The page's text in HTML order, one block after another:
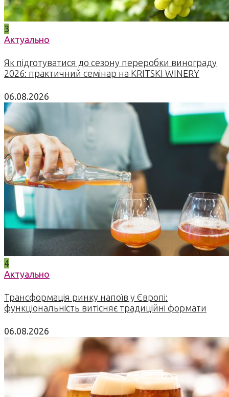
3
Актуально
Як підготуватися до сезону переробки винограду
2026: практичний семінар на KRITSKI WINERY
06.08.2026
4
Актуально
Трансформація ринку напоїв у Європі:
функціональність витісняє традиційні формати
06.08.2026